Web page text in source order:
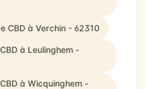
CBD à Verchin - 62310
à Leulinghem -
à Wicquinghem -